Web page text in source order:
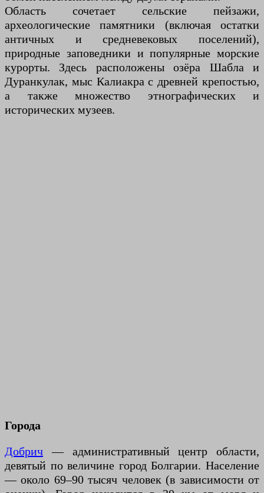
Область сочетает сельские пейзажи,
археологические памятники (включая остатки
античных и средневековых поселений),
природные заповедники и популярные морские
курорты. Здесь расположены озёра Шабла и
Дуранкулак, мыс Калиакра с древней крепостью,
а также множество этнографических и
исторических музеев.
Города
Добрич — административный центр области,
девятый по величине город Болгарии. Население
— около 69–90 тысяч человек (в зависимости от